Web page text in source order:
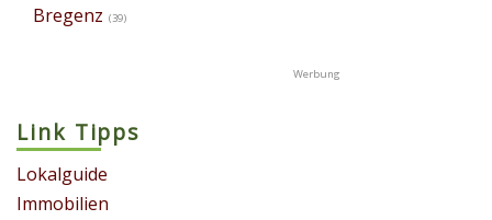
Bregenz (39)
Link Tipps
Lokalguide
Immobilien